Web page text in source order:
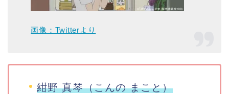
画像：Twitterより
紺野 真琴（こんの まこと）